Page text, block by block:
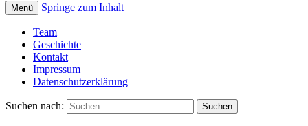
Menü Springe zum Inhalt
Team
Geschichte
Kontakt
Impressum
Datenschutzerklärung
Suchen nach: